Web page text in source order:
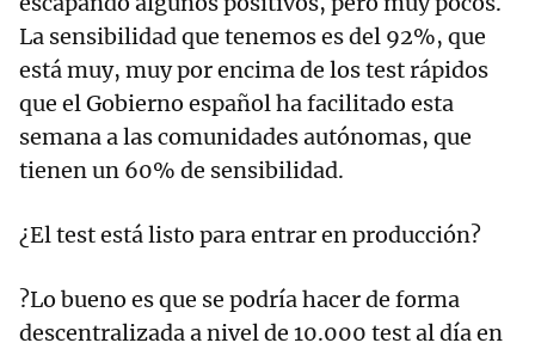
La sensibilidad que tenemos es del 92%, que
está muy, muy por encima de los test rápidos
que el Gobierno español ha facilitado esta
semana a las comunidades autónomas, que
tienen un 60% de sensibilidad.
¿El test está listo para entrar en producción?
?Lo bueno es que se podría hacer de forma
descentralizada a nivel de 10.000 test al día en